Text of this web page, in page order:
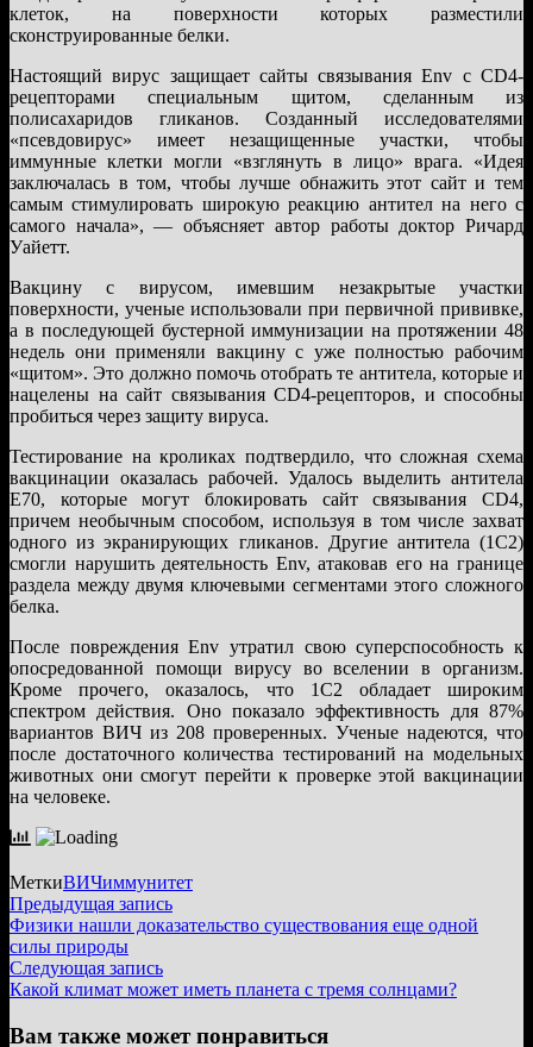
клеток, на поверхности которых разместили
сконструированные белки.
Настоящий вирус защищает сайты связывания Env с CD4-
рецепторами специальным щитом, сделанным из
полисахаридов гликанов. Созданный исследователями
«псевдовирус» имеет незащищенные участки, чтобы
иммунные клетки могли «взглянуть в лицо» врага. «Идея
заключалась в том, чтобы лучше обнажить этот сайт и тем
самым стимулировать широкую реакцию антител на него с
самого начала», — объясняет автор работы доктор Ричард
Уайетт.
Вакцину с вирусом, имевшим незакрытые участки
поверхности, ученые использовали при первичной прививке,
а в последующей бустерной иммунизации на протяжении 48
недель они применяли вакцину с уже полностью рабочим
«щитом». Это должно помочь отобрать те антитела, которые и
нацелены на сайт связывания CD4-рецепторов, и способны
пробиться через защиту вируса.
Тестирование на кроликах подтвердило, что сложная схема
вакцинации оказалась рабочей. Удалось выделить антитела
E70, которые могут блокировать сайт связывания CD4,
причем необычным способом, используя в том числе захват
одного из экранирующих гликанов. Другие антитела (1C2)
смогли нарушить деятельность Env, атаковав его на границе
раздела между двумя ключевыми сегментами этого сложного
белка.
После повреждения Env утратил свою суперспособность к
опосредованной помощи вирусу во вселении в организм.
Кроме прочего, оказалось, что 1C2 обладает широким
спектром действия. Оно показало эффективность для 87%
вариантов ВИЧ из 208 проверенных. Ученые надеются, что
после достаточного количества тестирований на модельных
животных они смогут перейти к проверке этой вакцинации
на человеке.
МеткиВИЧиммунитет
Навигация
по
записям
Предыдущая записьПредыдущая
запись:
Физики нашли доказательство существования еще одной
силы природы
Следующая записьСледующая
запись:
Какой климат может иметь планета с тремя солнцами?
Вам также может понравиться